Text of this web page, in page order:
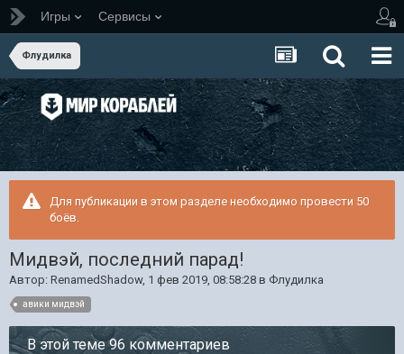
Игры Сервисы
Флудилка
Для публикации в этом разделе необходимо провести 50
боёв.
Мидвэй, последний парад!
Автор: RenamedShadow, 1 фев 2019, 08:58:28 в Флудилка
авики мидвэй
В этой теме 96 комментариев